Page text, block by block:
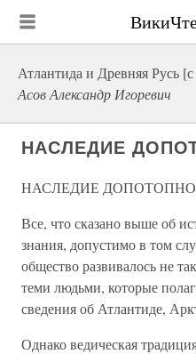
Атлантида и Древняя Русь
Асов Александр Игоревич
НАСЛЕДИЕ
НАСЛЕДИЕ
Все, что сказано выше об
знания, допустимо в том
общество развивалось не
теми людьми, которые
сведения об Атлантиде,
Однако ведическая